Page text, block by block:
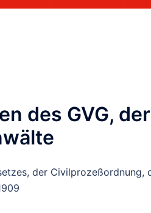
des GVG,
der Civilprozeßordnung,